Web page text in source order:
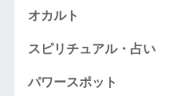
オカルト
スピリチュアル・占い
パワースポット